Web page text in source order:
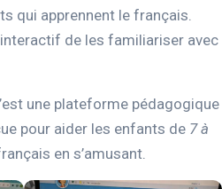
qui apprennent le français.
interactif de les familiariser avec
une plateforme pédagogique
pour aider les enfants de 7 à
en s’amusant.